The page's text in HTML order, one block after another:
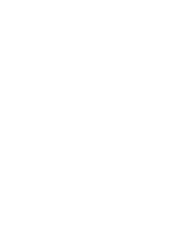
o altre informazioni
non fornirà Invii che
di computer
introdurre o variare i
per uno o più dei
delle tecnologie;
nella natura delle